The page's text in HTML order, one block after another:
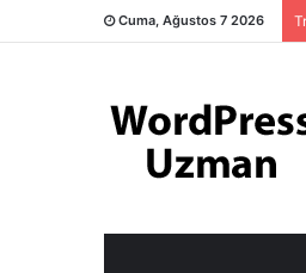
Cuma, Ağustos 7 2026